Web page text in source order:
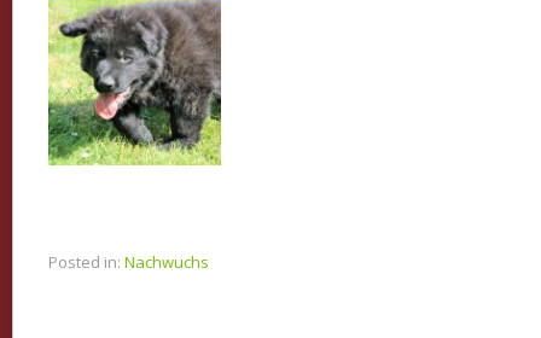
Posted in: Nachwuchs